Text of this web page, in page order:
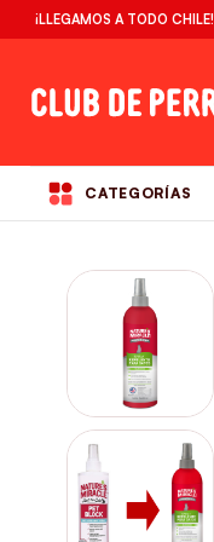
¡LLEGAMOS A TODO CHILE!
CATEGORÍAS
RM